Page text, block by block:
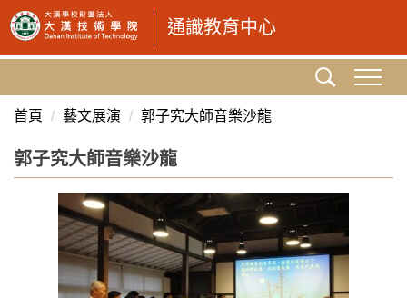
跳
到
主
容
區
通識教育中心
首頁 藝文展演 郭子究大師音樂沙龍
郭子究大師音樂沙龍